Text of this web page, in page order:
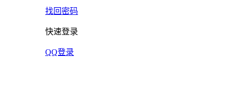
找回密码
快速登录
QQ登录